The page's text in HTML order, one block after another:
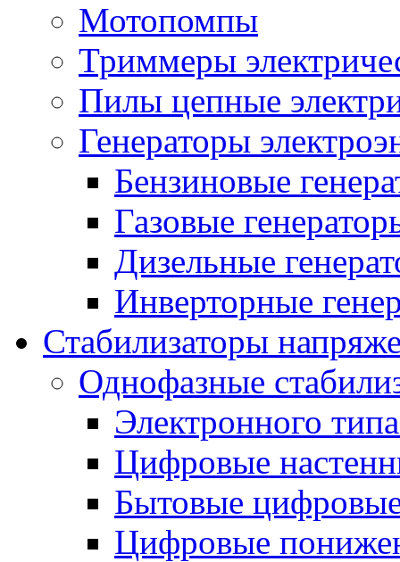
Мотопомпы
Триммеры
Пилы цепные
Генераторы
Бензиновые
Газовые
Дизельные
Инверторные
Стабилизаторы
Однофазные
Электронного
Цифровые
Бытовые
Цифровые